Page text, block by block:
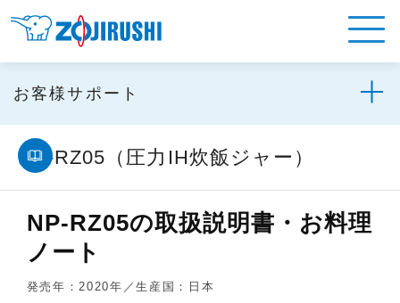
お客様サポート
NP-RZ05（圧力IH炊飯ジャー）
NP-RZ05の取扱説明書・お料理
ノート
発売年：2020年／生産国：日本